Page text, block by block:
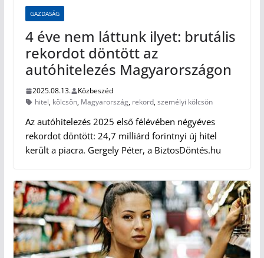
GAZDASÁG
4 éve nem láttunk ilyet: brutális
rekordot döntött az
autóhitelezés Magyarországon
2025.08.13.
Közbeszéd
hitel, kölcsön, Magyarország, rekord,személyi kölcsön
Az autóhitelezés 2025 első félévében négyéves
rekordot döntött: 24,7 milliárd forintnyi új hitel
került a piacra. Gergely Péter, a BiztosDöntés.hu